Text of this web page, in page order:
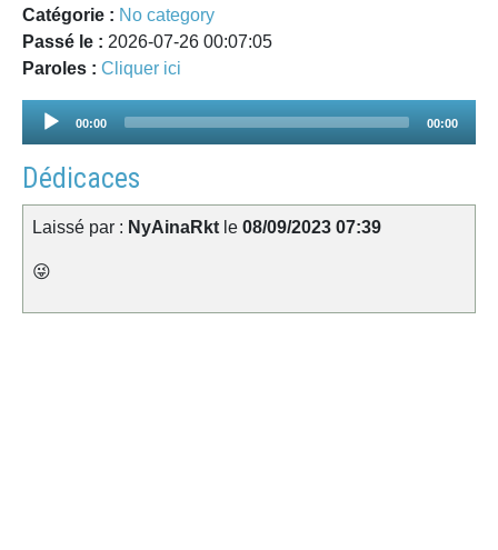
Catégorie : No category
Passé le : 2026-07-26 00:07:05
Paroles : Cliquer ici
Audio
00:00 00:00
Dédicaces
Laissé par : NyAinaRkt le 08/09/2023 07:39
😜